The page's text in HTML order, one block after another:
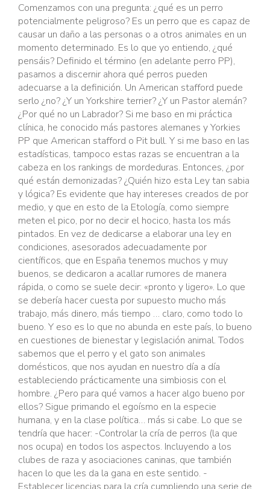
Comenzamos con una pregunta: ¿qué es un perro
potencialmente peligroso? Es un perro que es capaz de
causar un daño a las personas o a otros animales en un
momento determinado. Es lo que yo entiendo, ¿qué
pensáis? Definido el término (en adelante perro PP),
pasamos a discernir ahora qué perros pueden
adecuarse a la definición. Un American stafford puede
serlo ¿no? ¿Y un Yorkshire terrier? ¿Y un Pastor alemán?
¿Por qué no un Labrador? Si me baso en mi práctica
clínica, he conocido más pastores alemanes y Yorkies
PP que American stafford o Pit bull. Y si me baso en las
estadísticas, tampoco estas razas se encuentran a la
cabeza en los rankings de mordeduras. Entonces, ¿por
qué están demonizadas? ¿Quién hizo esta Ley tan sabia
y lógica? Es evidente que hay intereses creados de por
medio, y que en esto de la Etología, como siempre
meten el pico, por no decir el hocico, hasta los más
pintados. En vez de dedicarse a elaborar una ley en
condiciones, asesorados adecuadamente por
científicos, que en España tenemos muchos y muy
buenos, se dedicaron a acallar rumores de manera
rápida, o como se suele decir: «pronto y ligero». Lo que
se debería hacer cuesta por supuesto mucho más
trabajo, más dinero, más tiempo … claro, como todo lo
bueno. Y eso es lo que no abunda en este país, lo bueno
en cuestiones de bienestar y legislación animal. Todos
sabemos que el perro y el gato son animales
domésticos, que nos ayudan en nuestro día a día
estableciendo prácticamente una simbiosis con el
hombre. ¿Pero para qué vamos a hacer algo bueno por
ellos? Sigue primando el egoísmo en la especie
humana, y en la clase política… más si cabe. Lo que se
tendría que hacer: -Controlar la cría de perros (la que
nos ocupa) en todos los aspectos. Incluyendo a los
clubes de raza y asociaciones caninas, que también
hacen lo que les da la gana en este sentido. -
Establecer licencias para la cría cumpliendo una serie de